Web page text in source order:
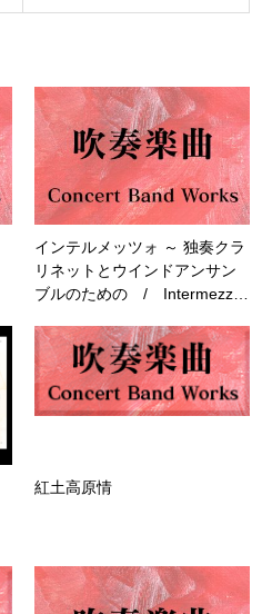
インテルメッツォ ～ 独奏クラ
リネットとウインドアンサン
ブルのための / Intermezz…
紅土高原情